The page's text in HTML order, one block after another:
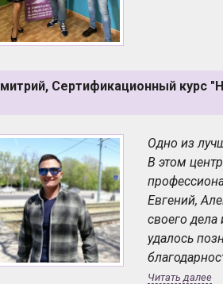
Сертификационный курс
Одно из
В этом
Евгений,
своего
удалось
событий,
Читать далее